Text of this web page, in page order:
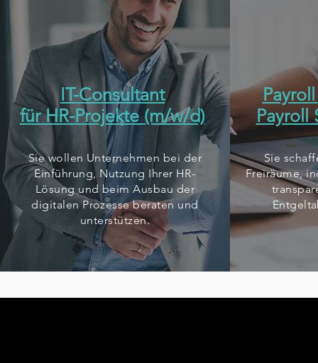
IT-Consultant
für HR-Projekte (m/w/d)
Sie wollen Unternehmen bei der
Einführung, Nutzung Ihrer HR-
Lösung und beim Ausbau der
digitalen Prozesse beraten und
unterstützen.
Sie
Freiräume,
Payroll